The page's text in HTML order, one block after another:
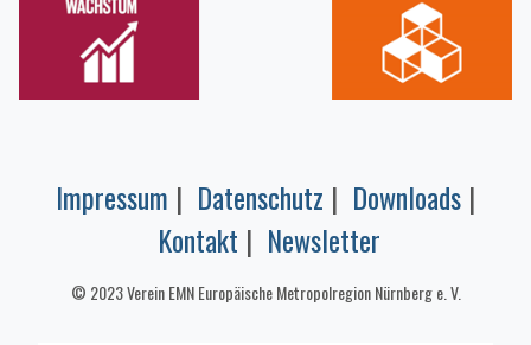
Impressum | Datenschutz | Downloads |
Kontakt | Newsletter
© 2023 Verein EMN Europäische Metropolregion Nürnberg e. V.